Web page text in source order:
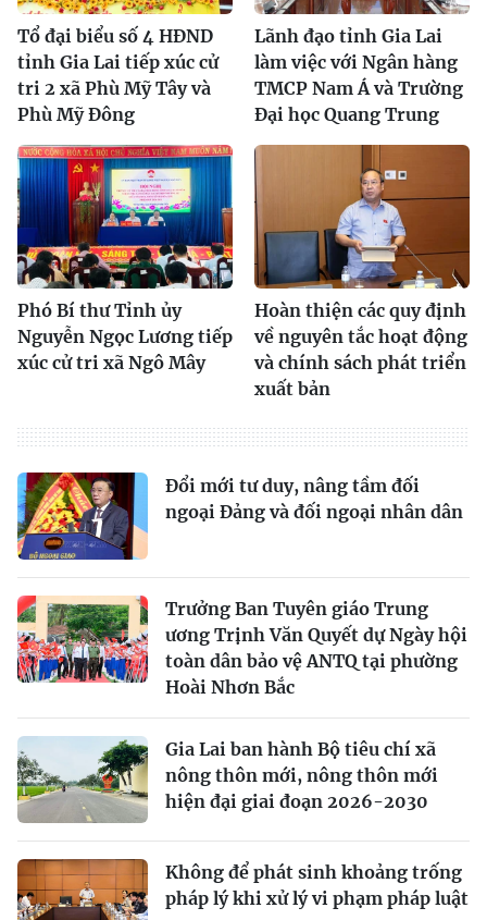
Tổ đại biểu số 4 HĐND
tỉnh Gia Lai tiếp xúc cử
tri 2 xã Phù Mỹ Tây và
Phù Mỹ Đông
Lãnh đạo tỉnh Gia Lai
làm việc với Ngân hàng
TMCP Nam Á và Trường
Đại học Quang Trung
Phó Bí thư Tỉnh ủy
Nguyễn Ngọc Lương tiếp
xúc cử tri xã Ngô Mây
Hoàn thiện các quy định
về nguyên tắc hoạt động
và chính sách phát triển
xuất bản
Đổi mới tư duy, nâng tầm đối
ngoại Đảng và đối ngoại nhân dân
Trưởng Ban Tuyên giáo Trung
ương Trịnh Văn Quyết dự Ngày hội
toàn dân bảo vệ ANTQ tại phường
Hoài Nhơn Bắc
Gia Lai ban hành Bộ tiêu chí xã
nông thôn mới, nông thôn mới
hiện đại giai đoạn 2026-2030
Không để phát sinh khoảng trống
pháp lý khi xử lý vi phạm pháp luật